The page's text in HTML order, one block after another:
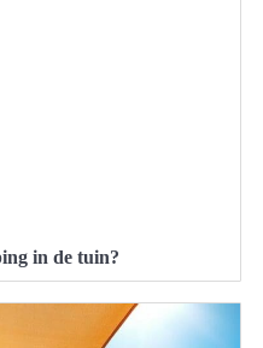
in de tuin?